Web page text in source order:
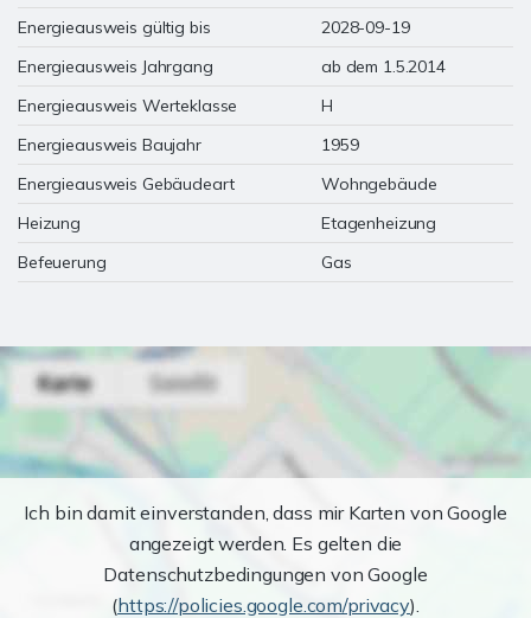
Energieausweis gültig bis
2028-09-19
Energieausweis Jahrgang
ab dem 1.5.2014
Energieausweis Werteklasse
H
Energieausweis Baujahr
1959
Energieausweis Gebäudeart
Wohngebäude
Heizung
Etagenheizung
Befeuerung
Gas
Ich bin damit einverstanden, dass mir Karten von Google
angezeigt werden. Es gelten die
Datenschutzbedingungen von Google
(https://policies.google.com/privacy).